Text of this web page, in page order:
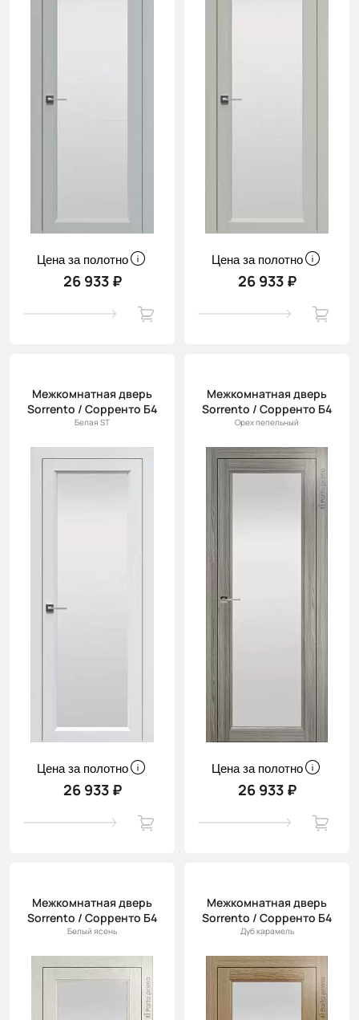
Цена за полотно
26 933 ₽
Цена за полотно
26 933 ₽
Межкомнатная дверь
Sorrento / Сорренто Б4
Белая ST
Цена за полотно
26 933 ₽
Межкомнатная дверь
Sorrento / Сорренто Б4
Орех пепельный
Цена за полотно
26 933 ₽
Межкомнатная дверь
Sorrento / Сорренто Б4
Белый ясень
Межкомнатная дверь
Sorrento / Сорренто Б4
Дуб карамель